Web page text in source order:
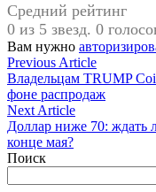
Средний рейтинг
0 из 5 звезд. 0
Вам нужно
Навигация
по
записям
Previous ArticlePrevious
article:
Владельцам TRUMP
фоне распродаж
Next ArticleNext
article:
Доллар ниже 70: ждать
конце мая?
Поиск